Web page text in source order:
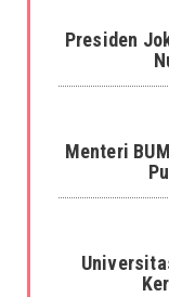
Presiden
Menteri